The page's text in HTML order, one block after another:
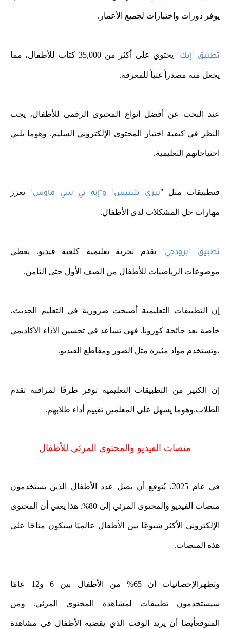
يوفر دورات واختبارات لجميع الأعمار.
تطبيق "إبك" يحتوي على أكثر من 35,000 كتاب للأطفال، مما
يجعل منه مصدراً غنياً للمعرفة.
عند البحث عن أفضل أنواع المحتوى الرقمي للأطفال، يجب
النظر في كيفية اختيار المحتوى الإلكتروني السليم. وهوما يلبي
احتياجاتهم التعليمية.
فتطبيقات مثل "بيزي شيبس" و"إيه بي سي ماوس" تعزز
مهارات حل المشكلات لدى الأطفال.
تطبيق "برودجي"يقدم تجربة تعليمية كلعبة فيديو. يغطي
موضوعات الرياضيات للأطفال من الصف الأول حتى الثامن.
إن التطبيقات التعليمية أصبحت ضرورية في التعليم الحديث،
خاصة بعد جائحة كورونا. فهي تساعد في تحسين الأداء الأكاديمي
،وتستخدم مواد مثيرة مثل الصور ومقاطع الفيديو.
إن الكثير من التطبيقات التعليمية توفر طرقًا لمراقبة تقدم
الطلاب.وهوما يسهل على المعلمين تقييم أداء طلابهم.
منصات الفيديو والمحتوى المرئي للأطفال
في عام 2025، يُتوقع أن يصل عدد الأطفال الذين يستخدمون
منصات الفيديو والمحتوى المرئي إلى 80%. هذا يعني أن المحتوى
الإلكتروني الأكثر شيوعًا بين الأطفال عالميًا سيكون متاحًا على
هذه المنصات.
وتظهرالإحصائيات أن 65% من الأطفال بين 6 و12 عامًا
سيستخدمون تطبيقات لمشاهدة المحتوى المرئي. ومن
المتوقعأيضا أن يزيد الوقت الذي يقضيه الأطفال في مشاهدة